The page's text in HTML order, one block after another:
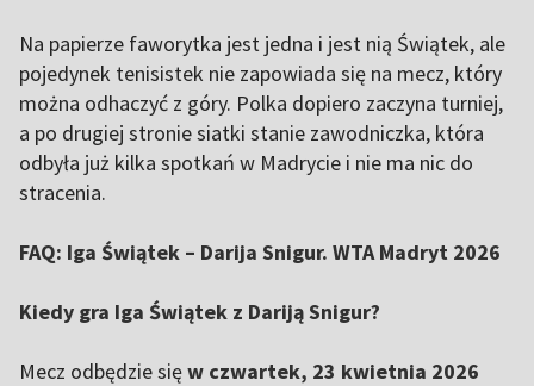
Na papierze faworytka jest jedna i jest nią Świątek, ale
pojedynek tenisistek nie zapowiada się na mecz, który
można odhaczyć z góry. Polka dopiero zaczyna turniej,
a po drugiej stronie siatki stanie zawodniczka, która
odbyła już kilka spotkań w Madrycie i nie ma nic do
stracenia.
FAQ: Iga Świątek – Darija Snigur. WTA Madryt 2026
Kiedy gra Iga Świątek z Dariją Snigur?
Mecz odbędzie sięw czwartek, 23 kwietnia 2026